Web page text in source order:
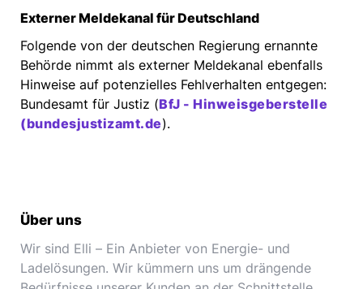
Externer Meldekanal für Deutschland
Folgende von der deutschen Regierung ernannte
Behörde nimmt als externer Meldekanal ebenfalls
Hinweise auf potenzielles Fehlverhalten entgegen:
Bundesamt für Justiz (BfJ - Hinweisgeberstelle
(bundesjustizamt.de).
Über uns
Wir sind Elli – Ein Anbieter von Energie- und
Ladelösungen. Wir kümmern uns um drängende